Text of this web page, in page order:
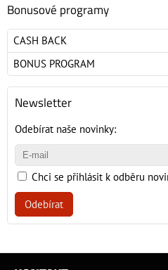
Bonusové programy
CASH BACK
BONUS PROGRAM
Newsletter
Odebírat naše novinky:
Chci se přihlásit k odběru
Odebírat